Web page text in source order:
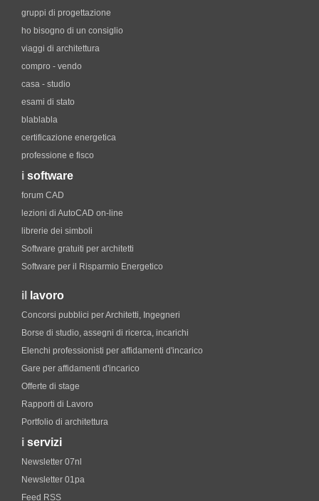
gruppi di progettazione
ho bisogno di un consiglio
viaggi di architettura
compro - vendo
casa - studio
esami di stato
blablabla
certificazione energetica
professione e fisco
i software
forum CAD
lezioni di AutoCAD on-line
librerie dei simboli
Software gratuiti per architetti
Software per il Risparmio Energetico
il lavoro
Concorsi pubblici per Architetti, Ingegneri
Borse di studio, assegni di ricerca, incarichi
Elenchi professionisti per affidamenti d'incarico
Gare per affidamenti d'incarico
Offerte di stage
Rapporti di Lavoro
Portfolio di architettura
i servizi
Newsletter 07nl
Newsletter 01pa
Feed RSS